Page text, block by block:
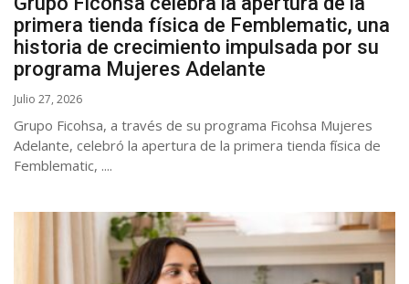
primera tienda física de Femblematic, una
historia de crecimiento impulsada por su
programa Mujeres Adelante
Julio 27, 2026
Grupo Ficohsa, a través de su programa Ficohsa Mujeres
Adelante, celebró la apertura de la primera tienda física de
Femblematic, ....